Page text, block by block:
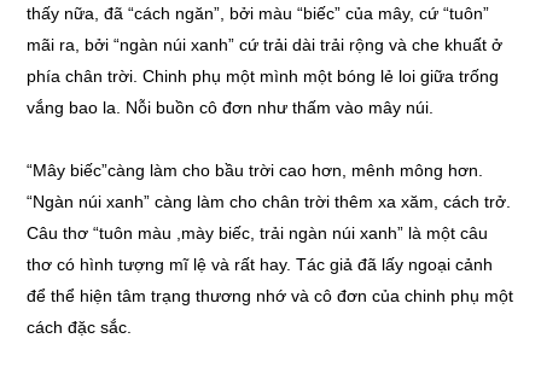
thấy nữa, đã “cách ngăn”, bởi màu “biếc” của mây, cứ “tuôn”
mãi ra, bởi “ngàn núi xanh” cứ trải dài trải rộng và che khuất ở
phía chân trời. Chinh phụ một mình một bóng lẻ loi giữa trống
vắng bao la. Nỗi buồn cô đơn như thấm vào mây núi.
“Mây biếc”càng làm cho bầu trời cao hơn, mênh mông hơn.
“Ngàn núi xanh” càng làm cho chân trời thêm xa xăm, cách trở.
Câu thơ “tuôn màu ,mày biếc, trải ngàn núi xanh” là một câu
thơ có hình tượng mĩ lệ và rất hay. Tác giả đã lấy ngoại cảnh
để thể hiện tâm trạng thương nhớ và cô đơn của chinh phụ một
cách đặc sắc.